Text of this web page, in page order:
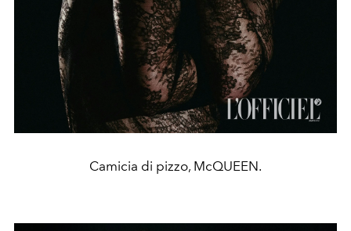
Camicia di pizzo, McQUEEN.